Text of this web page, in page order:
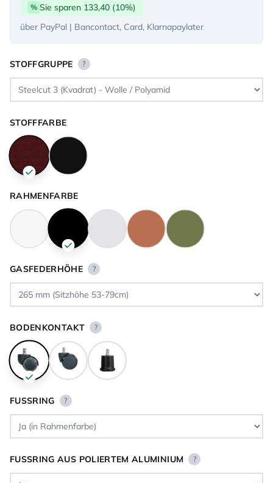
% Sie sparen 133,40 (10%)
über PayPal | Bancontact, Card, Klarnapaylater
STOFFGRUPPE ?
STOFFFARBE
RAHMENFARBE
GASFEDERHÖHE ?
BODENKONTAKT ?
FUSSRING ?
FUSSRING AUS POLIERTEM ALUMINIUM ?